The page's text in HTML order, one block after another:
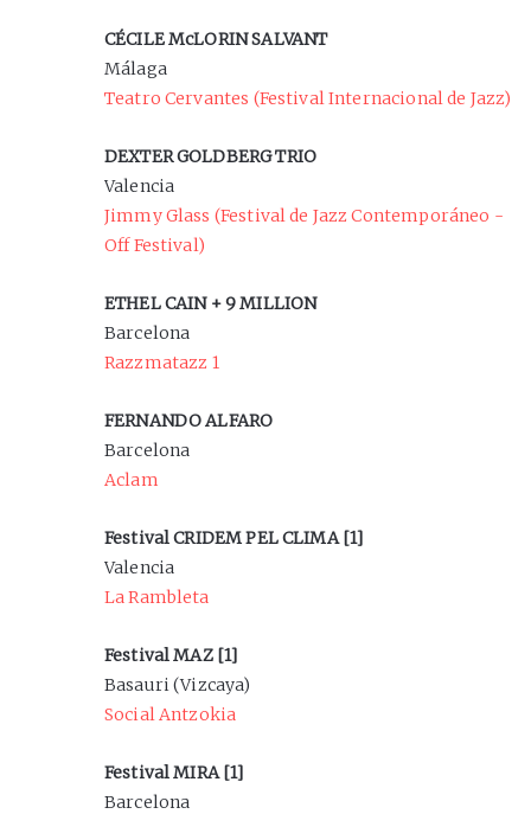
CÉCILE McLORIN SALVANT
Málaga
Teatro Cervantes (Festival Internacional de Jazz)
DEXTER GOLDBERG TRIO
Valencia
Jimmy Glass (Festival de Jazz Contemporáneo -
Off Festival)
ETHEL CAIN + 9 MILLION
Barcelona
Razzmatazz 1
FERNANDO ALFARO
Barcelona
Aclam
Festival CRIDEM PEL CLIMA [1]
Valencia
La Rambleta
Festival MAZ [1]
Basauri (Vizcaya)
Social Antzokia
Festival MIRA [1]
Barcelona